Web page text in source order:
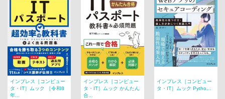
インプレス［コンピュー
タ・IT］ムック ［令和8
年...
インプレス［コンピュー
タ・IT］ムック かんたん
合...
インプレス［コンピュー
タ・IT］ムック Pytho...